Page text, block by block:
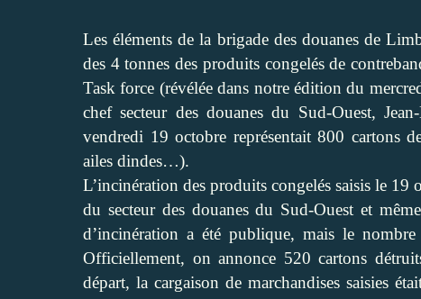
Les éléments de la brigade des douanes de
des 4 tonnes des produits congelés de
Task force (révélée dans notre édition du
chef secteur des douanes du Sud-Ouest,
vendredi 19 octobre représentait 800 cartons
ailes dindes…).
L’incinération des produits congelés saisis le 19
du secteur des douanes du Sud-Ouest et
d’incinération a été publique, mais le
Officiellement, on annonce 520 cartons
départ, la cargaison de marchandises saisies